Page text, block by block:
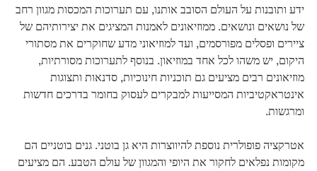
ידע ותובנות על העולם הסובב אותנו, עם תערוכות המכסות מגוון רחב
של נושאים ונושאים. ממוזיאונים לאמנות המציגים את יצירותיהם של
ציירים ופסלים מפורסמים, ועד למוזיאוני מדע שחוקרים את מסתורי
היקום, יש משהו לכל אחד במוזיאון. בנוסף לתערוכות מסורתיות,
מוזיאונים רבים מציעים גם תוכניות חינוכיות, סדנאות ותצוגות
אינטראקטיביות המסייעות למבקרים לעסוק בחומר בדרכים חדשות
ומרגשות.
אטרקציה פופולרית נוספת להיווצרות היא גן בוטני. גנים בוטניים הם
מקומות נפלאים לחקור את היופי והמגוון של עולם הטבע. הם מציעים